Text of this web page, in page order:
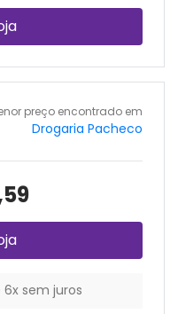
preço encontrado em
Drogaria Pacheco
sem juros